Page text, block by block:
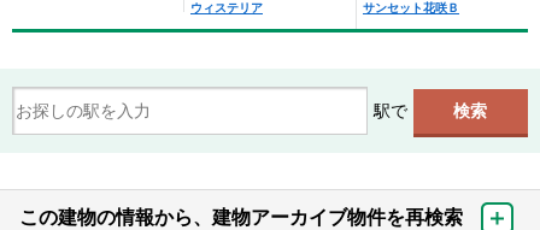
ウィステリア
サンセット花咲Ｂ
駅で
この建物の情報から、建物アーカイブ物件を再検索